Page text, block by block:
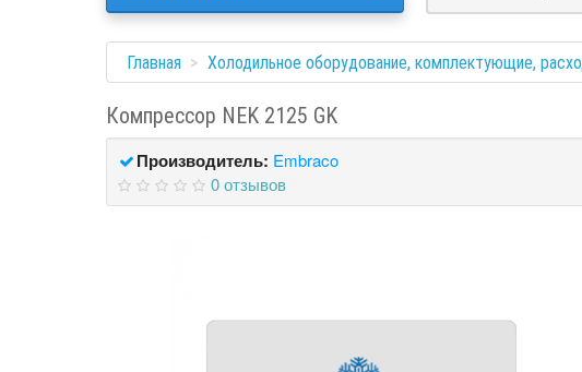
Главная Холодильное оборудование, комплектующие,
Компрессор NEK 2125 GK
Производитель: Embraco
0 отзывов